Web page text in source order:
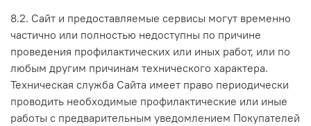
8.2. Сайт и предоставляемые сервисы могут временно
частично или полностью недоступны по причине
проведения профилактических или иных работ, или по
любым другим причинам технического характера.
Техническая служба Сайта имеет право периодически
проводить необходимые профилактические или иные
работы с предварительным уведомлением Покупателей